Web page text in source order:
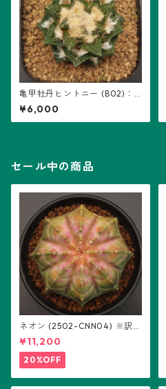
亀甲牡丹ヒントニー (B02)：
アリオカルプス属 ※実生
¥6,000
セール中の商品
ネオン (2502-CNN04) ※訳あ
り：ギムノカリキウム属 ※実
生
¥11,200
20%OFF